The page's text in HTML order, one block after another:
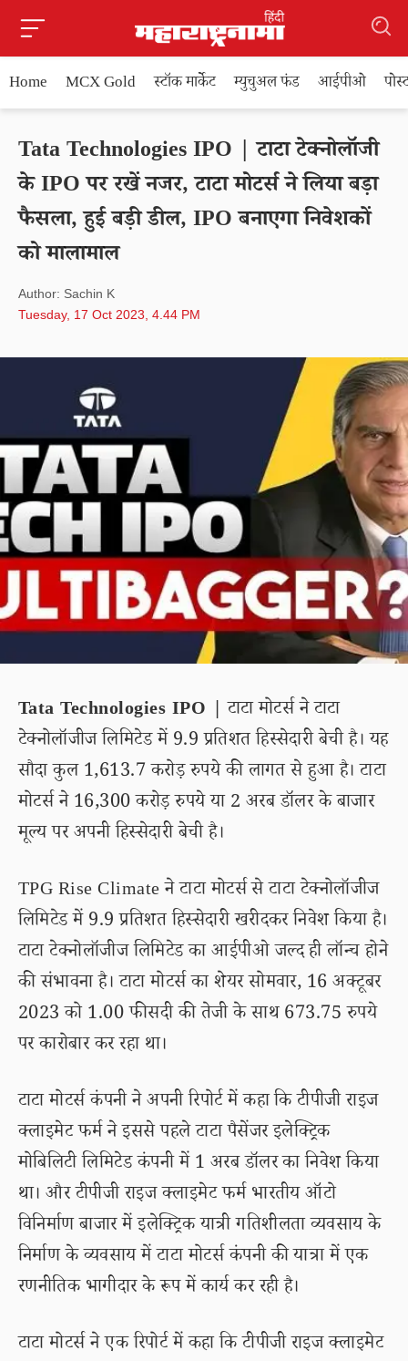
Home MCX Gold स्टॉक मार्केट म्युचुअल फंड आईपीओ
Tata Technologies IPO | टाटा टेक्नोलॉजी
के IPO पर रखें नजर, टाटा मोटर्स ने लिया बड़ा
फैसला, हुई बड़ी डील, IPO बनाएगा निवेशकों
को मालामाल
Author: Sachin K
Tuesday, 17 Oct 2023, 4.44 PM
Tata Technologies IPO | टाटा मोटर्स ने टाटा
टेक्नोलॉजीज लिमिटेड में 9.9 प्रतिशत हिस्सेदारी बेची है। यह
सौदा कुल 1,613.7 करोड़ रुपये की लागत से हुआ है। टाटा
मोटर्स ने 16,300 करोड़ रुपये या 2 अरब डॉलर के बाजार
मूल्य पर अपनी हिस्सेदारी बेची है।
TPG Rise Climate ने टाटा मोटर्स से टाटा टेक्नोलॉजीज
लिमिटेड में 9.9 प्रतिशत हिस्सेदारी खरीदकर निवेश किया है।
टाटा टेक्नोलॉजीज लिमिटेड का आईपीओ जल्द ही लॉन्च होने
की संभावना है। टाटा मोटर्स का शेयर सोमवार, 16 अक्टूबर
2023 को 1.00 फीसदी की तेजी के साथ 673.75 रुपये
पर कारोबार कर रहा था।
टाटा मोटर्स कंपनी ने अपनी रिपोर्ट में कहा कि टीपीजी राइज
क्लाइमेट फर्म ने इससे पहले टाटा पैसेंजर इलेक्ट्रिक
मोबिलिटी लिमिटेड कंपनी में 1 अरब डॉलर का निवेश किया
था। और टीपीजी राइज क्लाइमेट फर्म भारतीय ऑटो
विनिर्माण बाजार में इलेक्ट्रिक यात्री गतिशीलता व्यवसाय के
निर्माण के व्यवसाय में टाटा मोटर्स कंपनी की यात्रा में एक
रणनीतिक भागीदार के रूप में कार्य कर रही है।
टाटा मोटर्स ने एक रिपोर्ट में कहा कि टीपीजी राइज क्लाइमेट